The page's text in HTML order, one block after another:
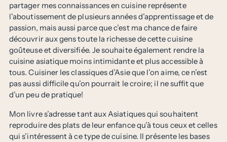
partager mes connaissances en cuisine représente
l’aboutissement de plusieurs années d’apprentissage et de
passion, mais aussi parce que c’est ma chance de faire
découvrir aux gens toute la richesse de cette cuisine
goûteuse et diversifiée. Je souhaite également rendre la
cuisine asiatique moins intimidante et plus accessible à
tous. Cuisiner les classiques d’Asie que l’on aime, ce n’est
pas aussi difficile qu’on pourrait le croire; il ne suffit que
d’un peu de pratique!
Mon livre s’adresse tant aux Asiatiques qui souhaitent
reproduire des plats de leur enfance qu’à tous ceux et celles
qui s’intéressent à ce type de cuisine. Il présente les bases